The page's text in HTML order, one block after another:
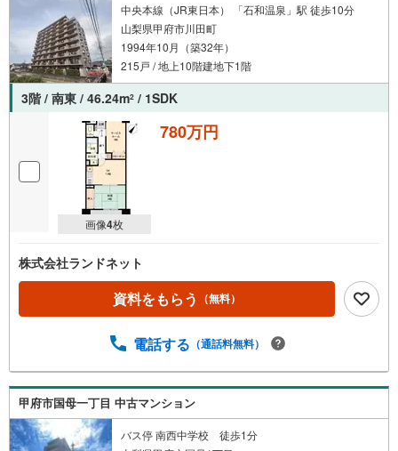
中央本線（JR東日本） 「石和温泉」駅 徒歩10分
山梨県甲府市川田町
1994年10月（築32年）
215戸 / 地上10階建地下1階
3階 / 南東 / 46.24m2 / 1SDK
画像4枚
780万円
株式会社ランドネット
資料をもらう （無料）
電話する （通話料無料）
甲府市国母一丁目 中古マンション
バス停 南西中学校 徒歩1分